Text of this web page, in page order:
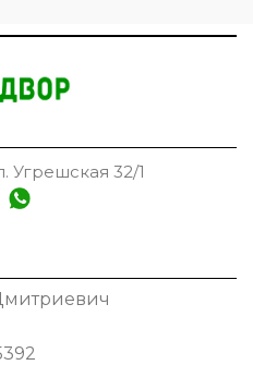
Угрешская 32/1